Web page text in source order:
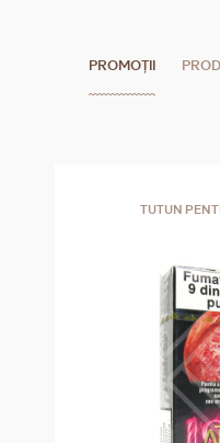
PROMOȚII
TUTUN